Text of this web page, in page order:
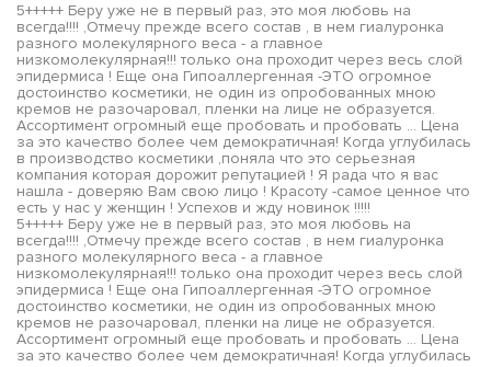
5+++++ Беру уже не в первый раз, это моя любовь на
всегда!!!! ,Отмечу прежде всего состав , в нем гиалуронка
разного молекулярного веса - а главное
низкомолекулярная!!! только она проходит через весь слой
эпидермиса ! Еще она Гипоаллергенная -ЭТО огромное
достоинство косметики, не один из опробованных мною
кремов не разочаровал, пленки на лице не образуется.
Ассортимент огромный еще пробовать и пробовать ... Цена
за это качество более чем демократичная! Когда углубилась
в производство косметики ,поняла что это серьезная
компания которая дорожит репутацией ! Я рада что я вас
нашла - доверяю Вам свою лицо ! Красоту -самое ценное что
есть у нас у женщин ! Успехов и жду новинок !!!!!
5+++++ Беру уже не в первый раз, это моя любовь на
всегда!!!! ,Отмечу прежде всего состав , в нем гиалуронка
разного молекулярного веса - а главное
низкомолекулярная!!! только она проходит через весь слой
эпидермиса ! Еще она Гипоаллергенная -ЭТО огромное
достоинство косметики, не один из опробованных мною
кремов не разочаровал, пленки на лице не образуется.
Ассортимент огромный еще пробовать и пробовать ... Цена
за это качество более чем демократичная! Когда углубилась